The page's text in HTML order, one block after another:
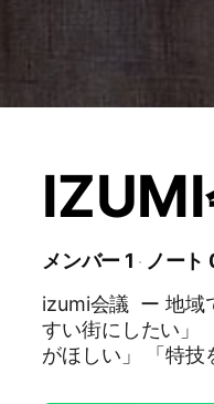
メンバー 1
ノート
izumi会議 ー 地域で語る、つながる、はじめる場所ー 「もっと住みや
すい街にしたい」
がほしい」 「特技を活か